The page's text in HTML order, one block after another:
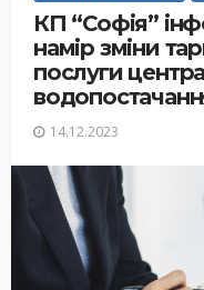
КП “Софія”
намір зміни
послуги
14.12.2023